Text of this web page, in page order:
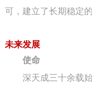
可，建立了长期稳定
未来发展
使命
深天成三十余载